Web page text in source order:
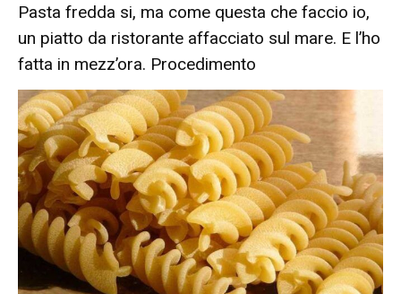
Pasta fredda si, ma come questa che faccio io,
un piatto da ristorante affacciato sul mare. E l’ho
fatta in mezz’ora. Procedimento